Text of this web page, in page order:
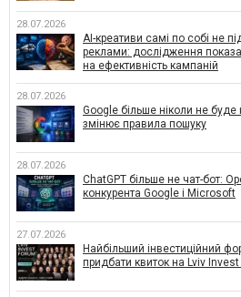
28.07.2026
AI-креативи самі по собі не
реклами: дослідження
на ефективність кампаній
28.07.2026
Google більше ніколи не
змінює правила пошуку
28.07.2026
ChatGPT більше не чат-бот:
конкурента Google і Microsoft
27.07.2026
Найбільший інвестиційний
придбати квиток на Lviv